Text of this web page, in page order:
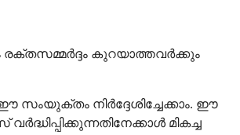
രക്തസമ്മർദ്ദം കുറയാത്തവർക്കും
സംയുക്തം നിർദ്ദേശിച്ചേക്കാം. ഈ
മികച്ച